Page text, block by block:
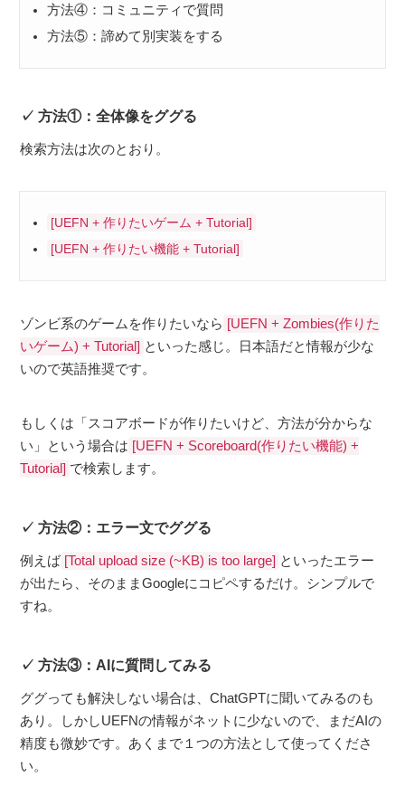
方法④：コミュニティで質問
方法⑤：諦めて別実装をする
方法①：全体像をググる
検索方法は次のとおり。
[UEFN + 作りたいゲーム + Tutorial]
[UEFN + 作りたい機能 + Tutorial]
ゾンビ系のゲームを作りたいなら [UEFN + Zombies(作りた
いゲーム) + Tutorial] といった感じ。日本語だと情報が少な
いので英語推奨です。
もしくは「スコアボードが作りたいけど、方法が分からな
い」という場合は [UEFN + Scoreboard(作りたい機能) +
Tutorial] で検索します。
方法②：エラー文でググる
例えば [Total upload size (~KB) is too large] といったエラー
が出たら、そのままGoogleにコピペするだけ。シンプルで
すね。
方法③：AIに質問してみる
ググっても解決しない場合は、ChatGPTに聞いてみるのも
あり。しかしUEFNの情報がネットに少ないので、まだAIの
精度も微妙です。あくまで１つの方法として使ってくださ
い。